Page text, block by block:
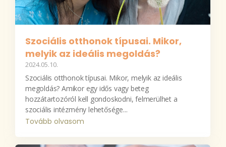
Szociális otthonok típusai. Mikor,
melyik az ideális megoldás?
2024.05.10.
Szociális otthonok típusai. Mikor, melyik az ideális
megoldás? Amikor egy idős vagy beteg
hozzátartozóról kell gondoskodni, felmerülhet a
szociális intézmény lehetősége...
Tovább olvasom